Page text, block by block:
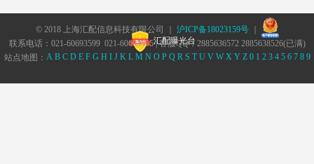
© 2018 上海汇配信息科技有限公司 ｜ 沪ICP备18023159号｜
汇配曝光台
联系电话：021-60693599 021-60693555 | 客服QQ：2885636572 2885638526(已满)
站点地图： A B C D E F G H I J K L M N O P Q R S T U V W X Y Z 0 1 2 3 4 5 6 7 8 9